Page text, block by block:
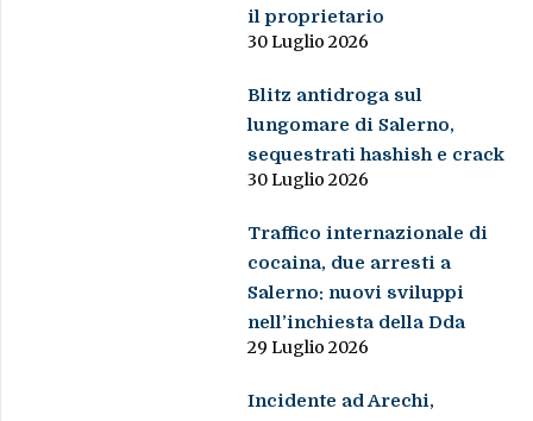
il proprietario
30 Luglio 2026
Blitz antidroga sul
lungomare di Salerno,
sequestrati hashish e crack
30 Luglio 2026
Traffico internazionale di
cocaina, due arresti a
Salerno: nuovi sviluppi
nell’inchiesta della Dda
29 Luglio 2026
Incidente ad Arechi,